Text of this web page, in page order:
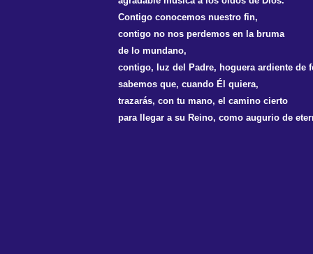
Contigo conocemos nuestro fin,
contigo no nos perdemos en la bruma
de lo mundano,
contigo, luz del Padre, hoguera ardiente de
sabemos que, cuando Él quiera,
trazarás, con tu mano, el camino cierto
para llegar a su Reino, como augurio de